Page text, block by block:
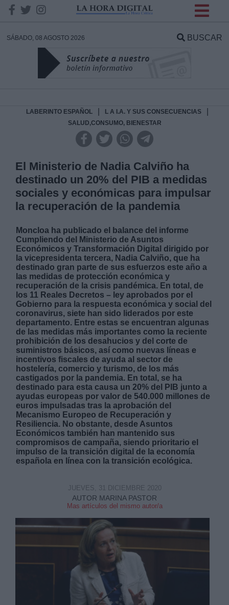
SÁBADO, 08 AGOSTO 2026 BUSCAR
LABERINTO ESPAÑOL L A I.A. Y SUS CONSECUENCIAS
SALUD,CONSUMO, BIENESTAR
El Ministerio de Nadia Calviño ha
destinado un 20% del PIB a medidas
sociales y económicas para impulsar
la recuperación de la pandemia
Moncloa ha publicado el balance del informe
Cumpliendo del Ministerio de Asuntos
Económicos y Transformación Digital dirigido por
la vicepresidenta tercera, Nadia Calviño, que ha
destinado gran parte de sus esfuerzos este año a
las medidas de protección económica y
recuperación de la crisis pandémica. En total, de
los 11 Reales Decretos – ley aprobados por el
Gobierno para la respuesta económica y social del
coronavirus, siete han sido liderados por este
departamento. Entre estas se encuentran algunas
de las medidas más importantes como la reciente
prohibición de los desahucios y del corte de
suministros básicos, así como nuevas líneas e
incentivos fiscales de ayuda al sector de
hostelería, comercio y turismo, de los más
castigados por la pandemia. En total, se ha
destinado para esta causa un 20% del PIB junto a
ayudas europeas por valor de 540.000 millones de
euros impulsadas tras la aprobación del
Mecanismo Europeo de Recuperación y
Resiliencia. No obstante, desde Asuntos
Económicos también han mantenido sus
compromisos de campaña, siendo prioritario el
impulso de la transición digital de la economía
española en línea con la transición ecológica.
AUTOR MARINA PASTOR
Mas artículos del mismo autor/a
JUEVES, 31 DICIEMBRE 2020
DATOS
Responsable:
Destinatarios:
Derechos:
link
Información adicional
link